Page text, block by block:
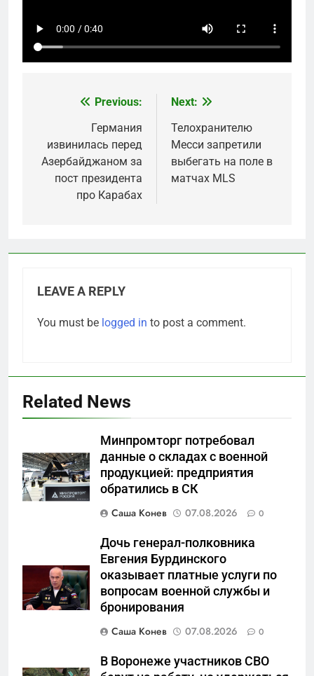
navigation
Previous:
Германия
извинилась перед
Азербайджаном за
пост президента
про Карабах
Next:
Телохранителю
Месси запретили
выбегать на поле в
матчах MLS
LEAVE A REPLY
You must be logged in to post a comment.
Related News
Минпромторг потребовал
данные о складах с военной
продукцией: предприятия
обратились в СК
Саша Конев
07.08.2026 0
Дочь генерал-полковника
Евгения Бурдинского
оказывает платные услуги по
вопросам военной службы и
бронирования
Саша Конев
07.08.2026 0
В Воронеже участников СВО
5
Что происходит в
калининградском анклаве:
защиты Отечества»
6
«500-тонный беспилотник»
или очередная показуха? Что
скрывает российский ВМФ